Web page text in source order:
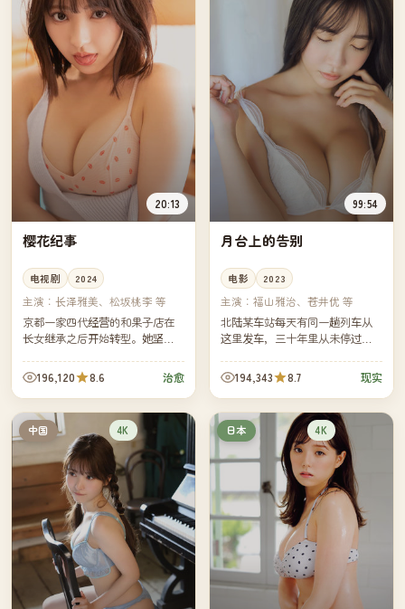
20:13
樱花纪事
电视剧 2024
主演： 长泽雅美、松坂桃李 等
京都一家四代经营的和果子店在
长女继承之后开始转型。她坚持
每种花背后都是一段属于这条老
街的小小往事。
196,120 8.6 治愈
99:54
月台上的告别
电影 2023
主演：福山雅治、苍井优 等
北陆某车站每天有同一趟列车从
这里发车，三十年里从未停过。
老乘客回到月台，各自说出他们
和这趟列车之间的私人记忆。
194,343 8.7 现实
中国 4K 日本 4K